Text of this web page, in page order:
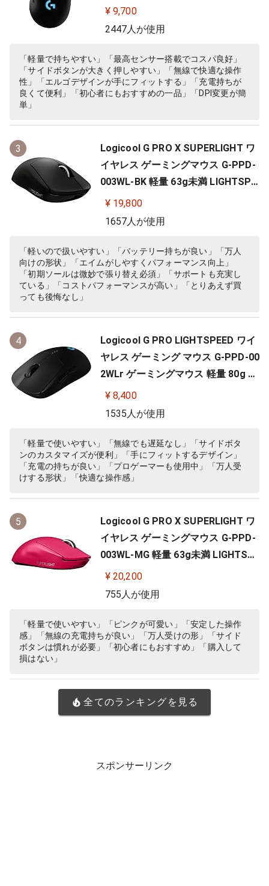
YNC RGB POWERPLAY 無線 充電 対
応 ゲーミング マウス 充電式 無線 P
内正規品 【 ファイナルファンタジ
ー XIV 推奨モデル 】
¥ 9,700
2447人が使用
「軽量で持ちやすい」「最高センサー搭載でコスパ良好」
「サイドボタンが大きく押しやすい」「無線で快適な操作
性」「エルゴデザインが手にフィットする」「充電持ちが
良くて便利」「初心者にもおすすめの一品」「DPI変更が簡
単」
3
Logicool G PRO X SUPERLIGHT ワ
イヤレス ゲーミングマウス G-PPD-
003WL-BK 軽量 63g未満 LIGHTSPE
ED HERO 25Kセンサー POWERPLA
Y 無線 充電 対応 ゲーミング マウス
¥ 19,800
1657人が使用
「軽いので扱いやすい」「バッテリー持ちが良い」「万人
向けの形状」「エイムがしやすくパフォーマンス向上」
「初期ソールは微妙で張り替え必須」「サポートも充実し
ている」「コストパフォーマンスが高い」「とりあえず買
っても後悔なし」
4
Logicool G PRO LIGHTSPEED ワイ
ヤレス ゲーミング マウス G-PPD-00
2WLr ゲーミングマウス 軽量 80g H
ERO 25Kセンサー 充電 POWERPLA
Y 対応 ゲーム 充電 無線 左右対称 FP
正規品
¥ 8,400
1535人が使用
「軽量で使いやすい」「無線でも遅延なし」「サイドボタ
ンのカスタマイズが便利」「手にフィットするデザイン」
「充電の持ちが良い」「プロゲーマーも使用中」「万人受
けする形状」「快適な操作感」
5
Logicool G PRO X SUPERLIGHT ワ
イヤレス ゲーミングマウス G-PPD-
003WL-MG 軽量 63g未満 LIGHTSP
EED HERO 25Kセンサー POWERPLA
Y 無線 充電 対応 ゲーミング マウス
正規品
¥ 20,200
755人が使用
「軽量で使いやすい」「ピンクが可愛い」「安定した操作
感」「無線の充電持ちが良い」「万人受けの形」「サイド
ボタンは慣れが必要」「初心者にもおすすめ」「購入して
損はない」
全てのランキングを見る
スポンサーリンク